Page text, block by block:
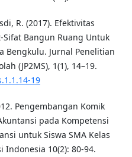
R. (2017). Efektivitas
Bangun Ruang Untuk
Bengkulu. Jurnal Penelitian
(JP2MS), 1(1), 14–19.
19
Pengembangan Komik
pada Kompetensi
untuk Siswa SMA Kelas
Indonesia 10(2): 80-94.